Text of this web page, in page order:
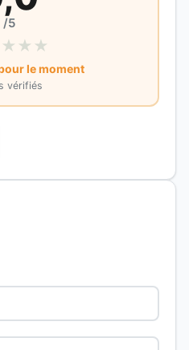
/5
★ ★ ★
le moment
vérifiés